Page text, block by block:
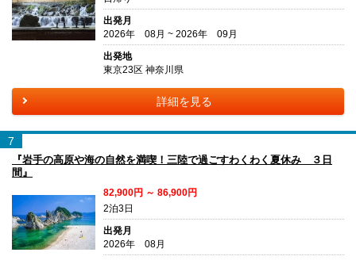
出発月
2026年 08月 ~ 2026年 09月
出発地
東京23区 神奈川県
詳細を見る
7
『岩手の高原や海の自然を満喫！三陸で過ごすわくわく夏休み ３日
間』
82,900円 ～ 86,900円
2泊3日
出発月
2026年 08月